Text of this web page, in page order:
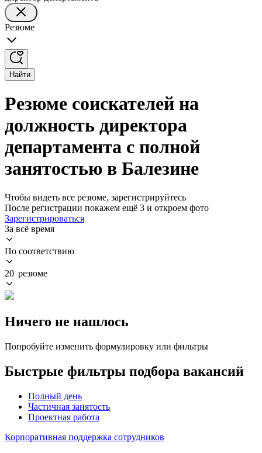
Резюме
Найти
Резюме соискателей на
должность директора
департамента с полной
занятостью в Балезине
Чтобы видеть все резюме, зарегистрируйтесь
После регистрации покажем ещё 3 и откроем фото
Зарегистрироваться
За всё время
По соответствию
20 резюме
Ничего не нашлось
Попробуйте изменить формулировку или фильтры
Быстрые фильтры подбора вакансий
Полный день
Частичная занятость
Проектная работа
Корпоративная поддержка сотрудников